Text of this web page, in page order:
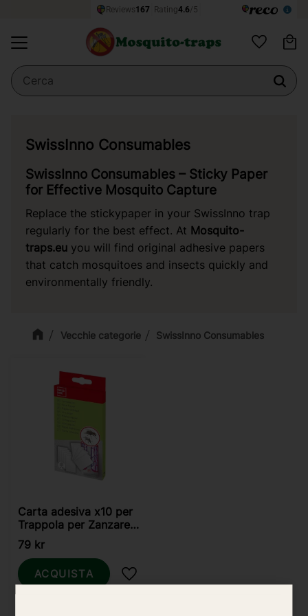
Preferiti
Vecchie categorie SwissInno Consumables
SwissInno Consumables
SwissInno Consumables – Sticky Paper
for Effective Mosquito Capture
Replace the stickypaper in your SwissInno trap
regularly for the best effect. At Mosquito-
traps.euyou will find original adhesive papers
that catch mosquitoes and insects quickly and
environmentally friendly.
Carta adesiva x10 per
Trappola per Zanzare
LED 4W Swissinno
79 kr
Aggiungi ai preferiti
ACQUISTA